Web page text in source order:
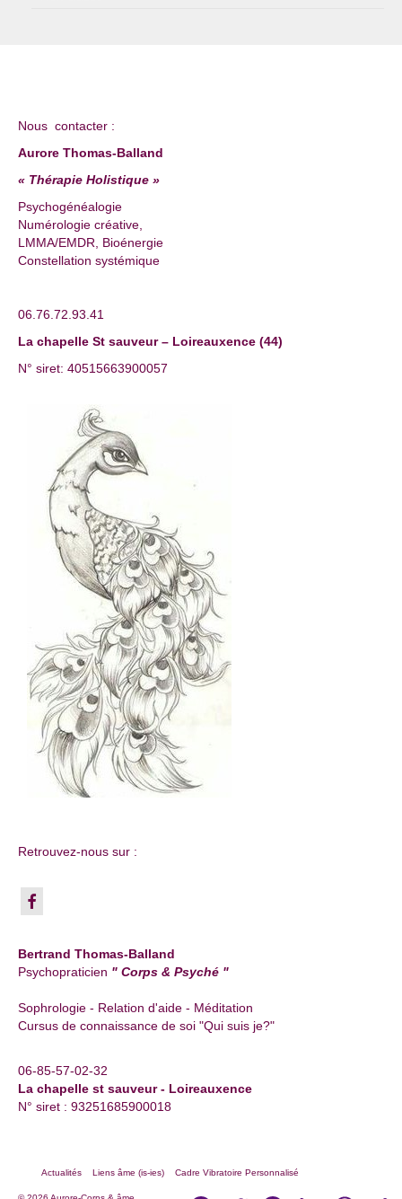
Nous contacter :
Aurore Thomas-Balland
« Thérapie Holistique »
Psychogénéalogie
Numérologie créative,
LMMA/EMDR, Bioénergie
Constellation systémique
06.76.72.93.41
La chapelle St sauveur – Loireauxence (44)
N° siret: 40515663900057
Retrouvez-nous sur :
Bertrand Thomas-Balland
Psychopraticien " Corps & Psyché "
Sophrologie - Relation d'aide - Méditation
Cursus de connaissance de soi "Qui suis je?"
06-85-57-02-32
La chapelle st sauveur - Loireauxence
N° siret : 93251685900018
Actualités Liens âme (is-ies) Cadre Vibratoire Personnalisé